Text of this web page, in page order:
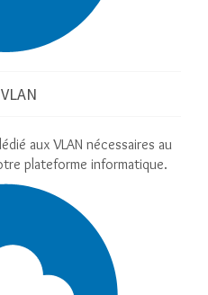
VLAN
aux VLAN nécessaires au
plateforme informatique.